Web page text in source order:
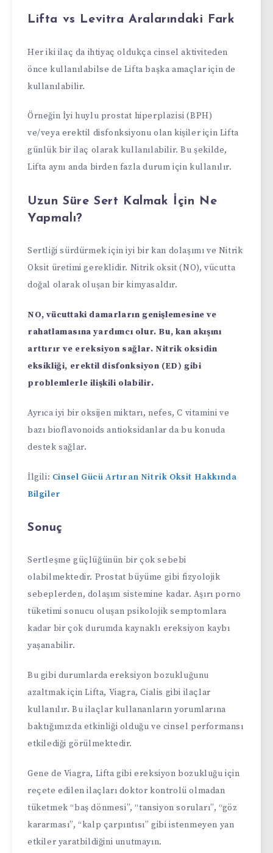
Lifta vs Levitra Aralarındaki Fark
Her iki ilaç da ihtiyaç oldukça cinsel aktiviteden
önce kullanılabilse de Lifta başka amaçlar için de
kullanılabilir.
Örneğin İyi huylu prostat hiperplazisi (BPH)
ve/veya erektil disfonksiyonu olan kişiler için Lifta
günlük bir ilaç olarak kullanılabilir. Bu şekilde,
Lifta aynı anda birden fazla durum için kullanılır.
Uzun Süre Sert Kalmak İçin Ne
Yapmalı?
Sertliği sürdürmek için iyi bir kan dolaşımı ve Nitrik
Oksit üretimi gereklidir. Nitrik oksit (NO), vücutta
doğal olarak oluşan bir kimyasaldır.
NO, vücuttaki damarların genişlemesine ve
rahatlamasına yardımcı olur. Bu, kan akışını
arttırır ve ereksiyon sağlar. Nitrik oksidin
eksikliği, erektil disfonksiyon (ED) gibi
problemlerle ilişkili olabilir.
Ayrıca iyi bir oksijen miktarı, nefes, C vitamini ve
bazı bioflavonoids antioksidanlar da bu konuda
destek sağlar.
İlgili: Cinsel Gücü Artıran Nitrik Oksit Hakkında
Bilgiler
Sonuç
Sertleşme güçlüğünün bir çok sebebi
olabilmektedir. Prostat büyüme gibi fizyolojik
sebeplerden, dolaşım sistemine kadar. Aşırı porno
tüketimi sonucu oluşan psikolojik semptomlara
kadar bir çok durumda kaynaklı ereksiyon kaybı
yaşanabilir.
Bu gibi durumlarda ereksiyon bozukluğunu
azaltmak için Lifta, Viagra, Cialis gibi ilaçlar
kullanılır. Bu ilaçlar kullananların yorumlarına
baktığımızda etkinliği olduğu ve cinsel performansı
etkilediği görülmektedir.
Gene de Viagra, Lifta gibi ereksiyon bozukluğu için
reçete edilen ilaçları doktor kontrolü olmadan
tüketmek “baş dönmesi”, “tansiyon soruları”, “göz
kararması”, “kalp çarpıntısı” gibi istenmeyen yan
etkiler yaratbildiğini unutmayın.